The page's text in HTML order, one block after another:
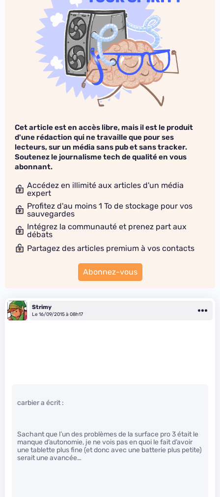
Cet article est en accès libre, mais il est le produit
d'une rédaction qui ne travaille que pour ses
lecteurs, sur un média sans pub et sans tracker.
Soutenez le journalisme tech de qualité en vous
abonnant.
Accédez en illimité aux articles d'un média
expert
Profitez d'au moins 1 To de stockage pour vos
sauvegardes
Intégrez la communauté et prenez part aux
débats
Partagez des articles premium à vos contacts
Abonnez-vous
Strimy
Le 16/09/2015 à 08h17
carbier a écrit :
Sachant que l’un des problèmes de la surface pro 3 était le
manque d’autonomie, je ne vois pas en quoi le fait d’avoir
une tablette plus fine (et donc avec une batterie plus petite)
serait une avancée…